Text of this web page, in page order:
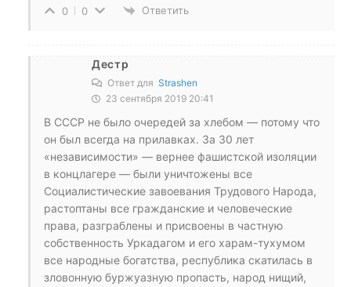
0 0 Ответить
Дестр
Ответ для Strashen
23 сентября 2019 20:41
В СССР не было очередей за хлебом — потому что
он был всегда на прилавках. За 30 лет
«независимости» — вернее фашистской изоляции
в концлагере — были уничтожены все
Социалистические завоевания Трудового Народа,
растоптаны все гражданские и человеческие
права, разграблены и присвоены в частную
собственность Уркадагом и его харам-тухумом
все народные богатства, республика скатилась в
зловонную буржуазную пропасть, народ нищий,